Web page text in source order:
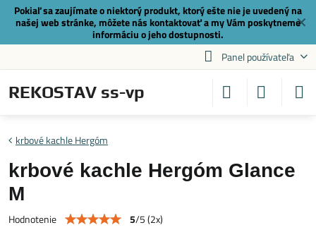
✕
Pokiaľ sa zaujímate o niektorý produkt, ktorý ešte nie je uvedený na
našej web stránke, môžete nás kontaktovaťa my Vám poskytneme
informáciu o jeho dostupnosti.
Panel používateľa
REKOSTAV ss-vp
krbové kachle Hergóm
krbové kachle Hergóm Glance
M
Hodnotenie 5/5(2x)